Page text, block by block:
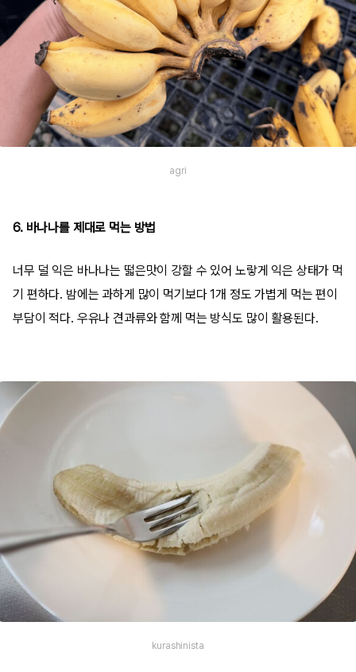
agri
6. 바나나를 제대로 먹는 방법
너무 덜 익은 바나나는 떫은맛이 강할 수 있어 노랗게 익은 상태가 먹
기 편하다. 밤에는 과하게 많이 먹기보다 1개 정도 가볍게 먹는 편이
부담이 적다. 우유나 견과류와 함께 먹는 방식도 많이 활용된다.
kurashinista